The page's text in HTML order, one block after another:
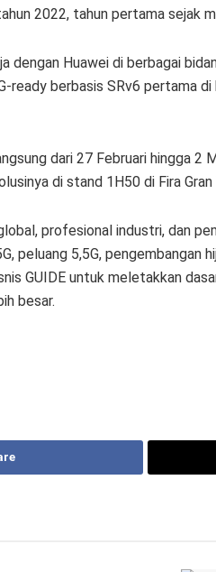
2022, tahun pertama sejak
dengan Huawei di berbagai
ready berbasis SRv6 pertama
dari 27 Februari hingga 2
di stand 1H50 di Fira Gran
profesional industri, dan
peluang 5,5G, pengembangan
GUIDE untuk meletakkan
besar.